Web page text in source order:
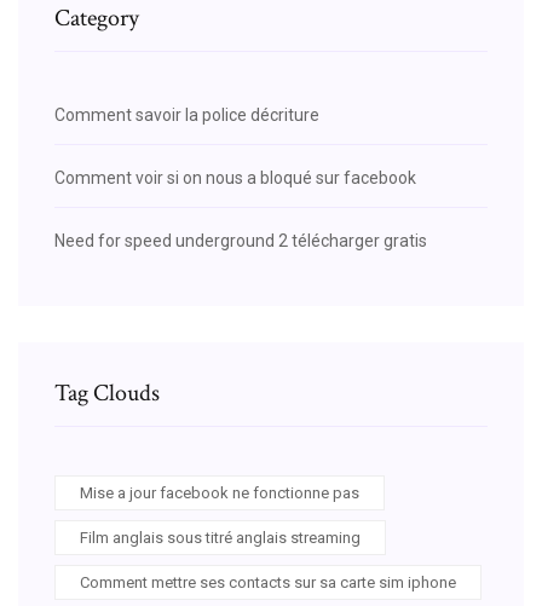
Category
Comment savoir la police décriture
Comment voir si on nous a bloqué sur facebook
Need for speed underground 2 télécharger gratis
Tag Clouds
Mise a jour facebook ne fonctionne pas
Film anglais sous titré anglais streaming
Comment mettre ses contacts sur sa carte sim iphone